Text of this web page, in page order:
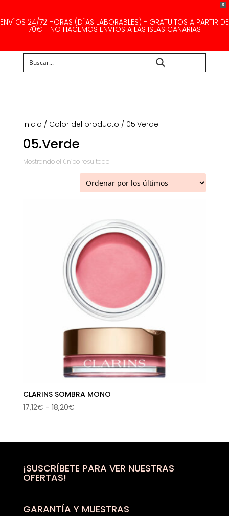
X
ENVÍOS 24/72 HORAS (DÍAS LABORABLES) - GRATUITOS A PARTIR DE
70€ - NO HACEMOS ENVÍOS A LAS ISLAS CANARIAS
Inicio / Color del producto / 05.Verde
05.Verde
Mostrando el único resultado
CLARINS SOMBRA MONO
17,12€ - 18,20€Rango
desde
hasta
¡SUSCRÍBETE PARA VER NUESTRAS
OFERTAS!
GARANTÍA Y MUESTRAS